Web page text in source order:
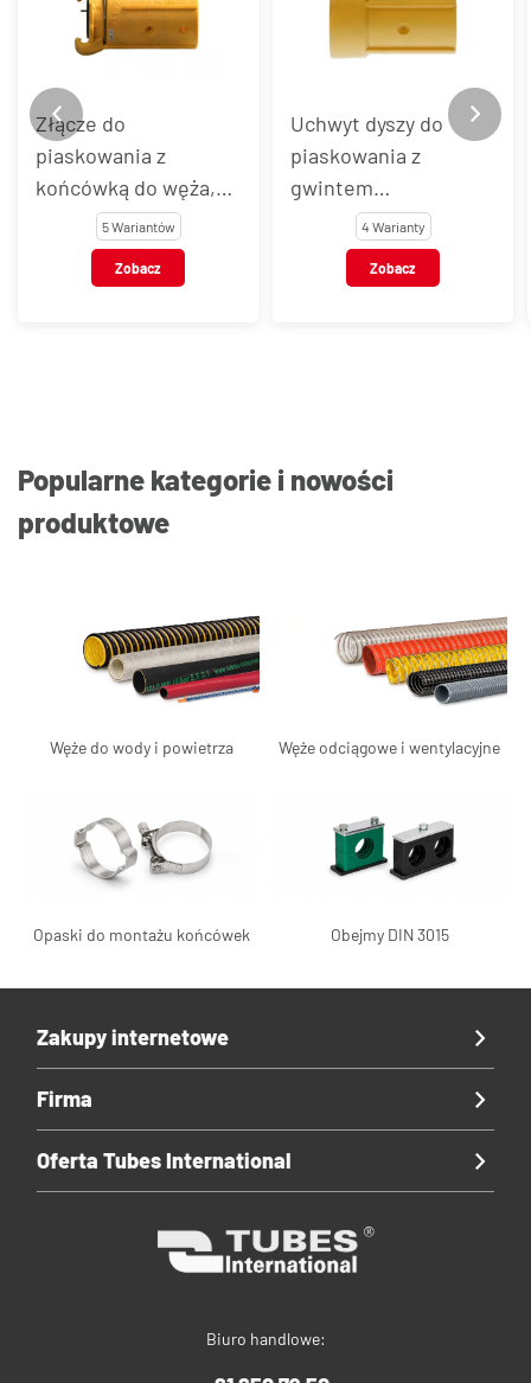
Złącze do
piaskowania z
końcówką do węża,
5 Wariantów
Zobacz
Uchwyt dyszy do
piaskowania z
gwintem
wewnętrznym BSP,
4 Warianty
Zobacz
Popularne kategorie i nowości
produktowe
Węże do wody i powietrza Węże odciągowe i wentylacyjne
Opaski do montażu końcówek Obejmy DIN 3015
Biuro handlowe:
Zakupy internetowe
Firma
Oferta Tubes International